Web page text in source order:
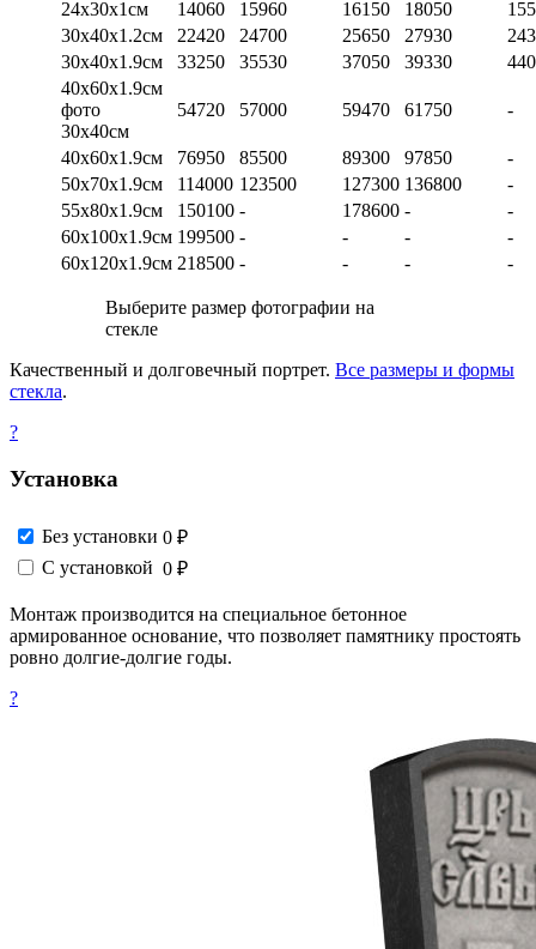
24х30х1см 14060 15960 16150 18050
30х40х1.2см
22420 24700 25650 27930
30х40х1.9см
33250 35530 37050 39330
40х60х1.9см
фото
30х40см
54720 57000 59470 61750 -
40х60х1.9см 76950 85500 89300 97850
-
50х70х1.9см
114000 123500 127300 136800
-
55х80х1.9см
150100 - 178600 -
-
60х100х1.9см 199500 - - -
-
60х120х1.9см 218500 - - - -
Выберите размер фотографии на
стекле
Качественный и долговечный портрет. Все размеры и формы
стекла.
?
Установка
Без установки 0 ₽
С установкой 0 ₽
Монтаж производится на специальное бетонное
армированное основание, что позволяет памятнику простоять
ровно долгие-долгие годы.
?